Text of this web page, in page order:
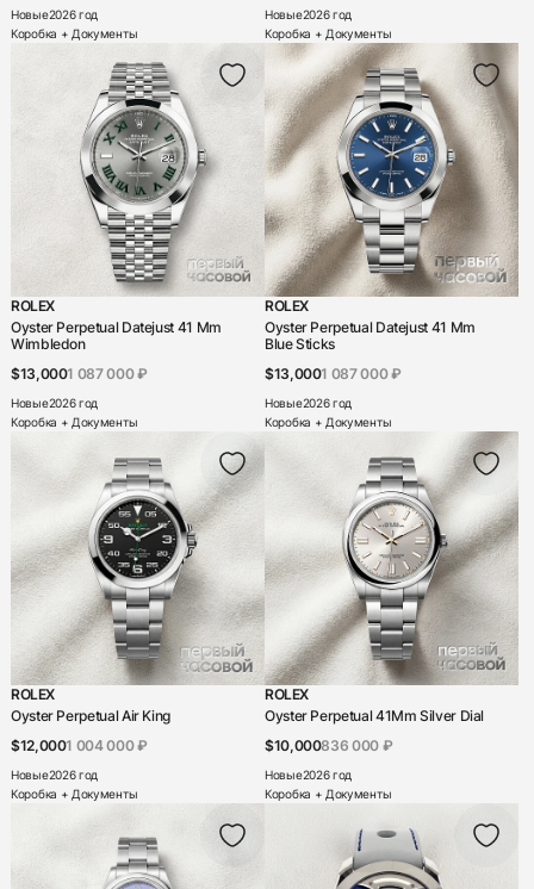
Rolex
Romain Jerome
Tag Heuer
Tiffany & Co
Trilobe
Ulysse N
Ulysse Nardin
Urban Jurgensen
Urwerk
Vacheron Constantin
Van Cleef & Arpels
Van Der Bauwede
Антон Суханов
Константин Чайкин (Konstantin Chaykin)
Наличие
В наличии
Забронировано
Под заказ
Новые2026 год
Коробка + Документы
Новые2026 год
Коробка + Документы
ROLEX
Oyster Perpetual Datejust 41 Mm
Wimbledon
$13,0001 087 000 ₽
Новые2026 год
Коробка + Документы
ROLEX
Oyster Perpetual Datejust 41 Mm
Blue Sticks
$13,0001 087 000 ₽
Новые2026 год
Коробка + Документы
ROLEX
Oyster Perpetual Air King
$12,0001 004 000 ₽
Новые2026 год
Коробка + Документы
ROLEX
Oyster Perpetual 41Mm Silver Dial
$10,000836 000 ₽
Новые2026 год
Коробка + Документы